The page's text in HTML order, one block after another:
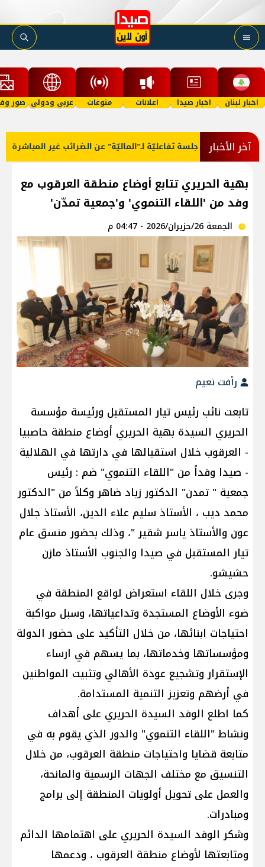
اخبار لبنان اخبار صيدا اعلانات منوعات عربي ودولي صور
آخر الأخبارجلسة تفاعليّة لـ"الماليّة" عن الضرائب غير المباشرة
بهية الحريري تتابع أوضاع منطقة العرقوب مع
وفد من 'اللقاء التنموي' و'جمعية تمدّن'
الجمعة 26/حزيران/2026 - 04:47 م
رأفت نعيم
تابعت نائب رئيس تيار المستقبل ورئيسة مؤسسة
الحريري السيدة بهية الحريري أوضاع منطقة حاصبيا
- العرقوب خلال استقبالها في دارتها في الهلالية
- صيدا وفداً من "اللقاء التنموي" ضم : رئيس
جمعية " تمدن" الدكتور زياد ضاهر وكلاً من "الدكتور
محمد ديب ، الأستاذ سليم علاء الدين، الأستاذ جلال
عون والأستاذ ياسر شقير "، وذلك بحضور منسق عام
تيار المستقبل في صيدا والجنوب الأستاذ مازن
حشيشو.
وجرى خلال اللقاء استعراض لواقع المنطقة في
ضوء الأوضاع المستجدة وتداعياتها، وسبل مواكبة
احتياجات ابنائها، من خلال التأكيد على حضور الدولة
ومؤسساتها وخدماتها، بما يسهم في ارساء
الإستقرار وتشجيع عودة الأهالي وتثبيت المواطنين
في أرضهم وتعزيز التنمية المستدامة.
كما اطلع الوفد السيدة الحريري على أهداف
ونشاط "اللقاء التنموي" والدور الذي يقوم به في
متابعة قضايا واحتياجات منطقة العرقوب، من خلال
التنسيق مع مختلف الجهات الرسمية والمانحة،
والعمل على تحويل أولويات المنطقة إلى برامج
ومبادرات.
وشكر الوفد السيدة الحريري على اهتمامها الدائم
ومتابعتها لأوضاع منطقة العرقوب ، ودعمها